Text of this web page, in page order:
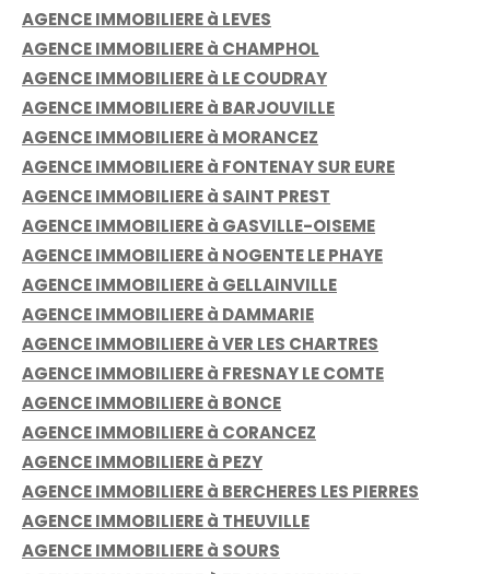
AGENCE IMMOBILIERE à LEVES
AGENCE IMMOBILIERE à CHAMPHOL
AGENCE IMMOBILIERE à LE COUDRAY
AGENCE IMMOBILIERE à BARJOUVILLE
AGENCE IMMOBILIERE à MORANCEZ
AGENCE IMMOBILIERE à FONTENAY SUR EURE
AGENCE IMMOBILIERE à SAINT PREST
AGENCE IMMOBILIERE à GASVILLE-OISEME
AGENCE IMMOBILIERE à NOGENTE LE PHAYE
AGENCE IMMOBILIERE à GELLAINVILLE
AGENCE IMMOBILIERE à DAMMARIE
AGENCE IMMOBILIERE à VER LES CHARTRES
AGENCE IMMOBILIERE à FRESNAY LE COMTE
AGENCE IMMOBILIERE à BONCE
AGENCE IMMOBILIERE à CORANCEZ
AGENCE IMMOBILIERE à PEZY
AGENCE IMMOBILIERE à BERCHERES LES PIERRES
AGENCE IMMOBILIERE à THEUVILLE
AGENCE IMMOBILIERE à SOURS